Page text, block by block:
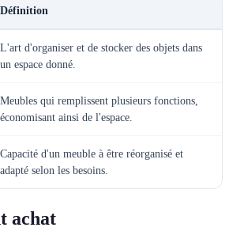
Définition
L'art d'organiser et de stocker des objets dans
un espace donné.
Meubles qui remplissent plusieurs fonctions,
économisant ainsi de l'espace.
Capacité d'un meuble à être réorganisé et
adapté selon les besoins.
achat